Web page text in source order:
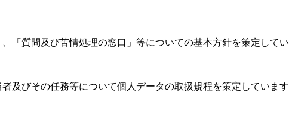
「質問及び苦情処理の窓口」等についての基本方針を策定してい
及びその任務等について個人データの取扱規程を策定しています